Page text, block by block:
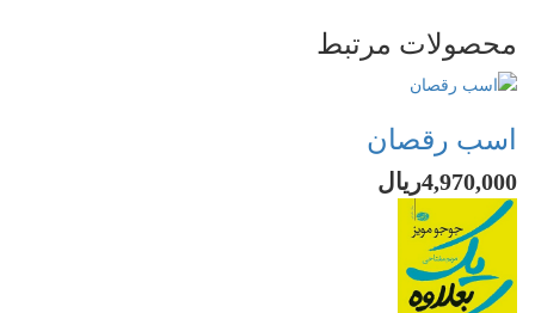
محصولات مرتبط
اسب رقصان
4,970,000ریال